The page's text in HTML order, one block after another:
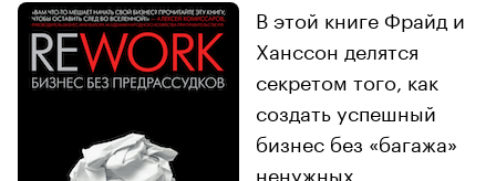
В этой книге Фрайд и
Ханссон делятся
секретом того, как
создать успешный
бизнес без «багажа»
ненужных